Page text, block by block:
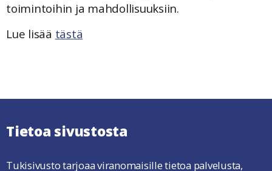
toimintoihin ja mahdollisuuksiin.
Lue lisää tästä
Tietoa sivustosta
Tukisivusto tarjoaa viranomaisille tietoa palvelusta,